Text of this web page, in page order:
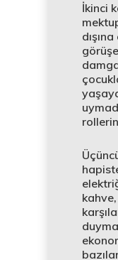
İkinci
rollerin